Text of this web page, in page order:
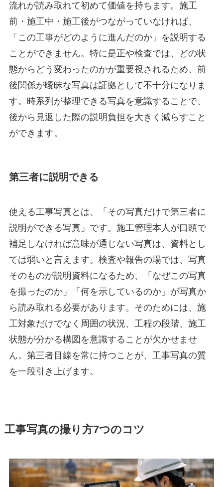
流れが読み取れて初めて価値を持ちます。施工
前・施工中・施工後がつながっていなければ、
「この工事がどのように進んだのか」を説明する
ことができません。特に是正や検査では、どの状
態からどう変わったのかが重要視されるため、前
後関係が曖昧な写真は証拠として不十分になりま
す。時系列が整理できる写真を意識することで、
後から見返した際の説明負担を大きく減らすこと
ができます。
第三者に説明できる
使える工事写真とは、「その写真だけで第三者に
説明ができる写真」です。施工管理本人が口頭で
補足しなければ意味が通じない写真は、資料とし
ては弱いと言えます。検査や報告の場では、写真
そのものが説明資料になるため、「なぜこの写真
を撮ったのか」「何を示しているのか」が写真か
ら読み取れる必要があります。そのためには、施
工対象だけでなく周囲の状況、工程の段階、施工
状態が分かる構図を意識することが欠かせませ
ん。第三者目線を常に持つことが、工事写真の質
を一段引き上げます。
工事写真の撮り方7つのコツ